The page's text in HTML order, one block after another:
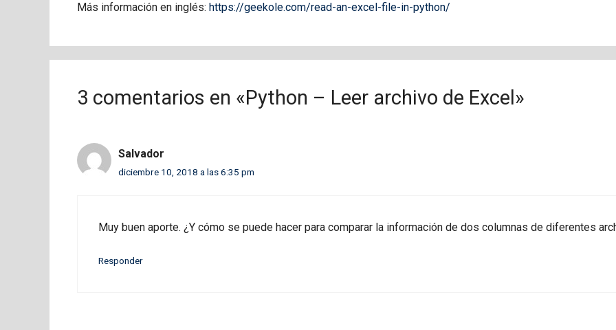
Más información en inglés: https://geekole.com/read-an-excel-file-in-python/
3 comentarios en «Python – Leer archivo de Excel»
Salvador
diciembre 10, 2018 a las 6:35 pm
Muy buen aporte. ¿Y cómo se puede hacer para comparar la información de dos columnas de diferentes
Responder